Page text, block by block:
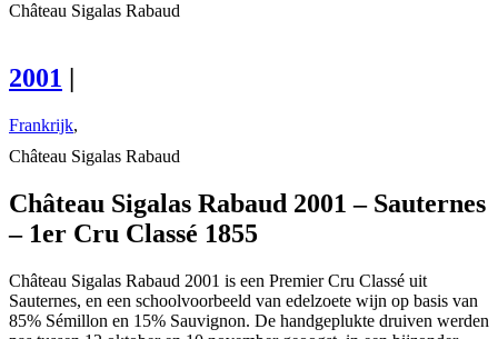
Château Sigalas Rabaud
2001
Frankrijk,
Château Sigalas Rabaud
Château Sigalas Rabaud 2001 – Sauternes
– 1er Cru Classé 1855
Château Sigalas Rabaud 2001 is een Premier Cru Classé uit
Sauternes, en een schoolvoorbeeld van edelzoete wijn op basis van
85% Sémillon en 15% Sauvignon. De handgeplukte druiven werden